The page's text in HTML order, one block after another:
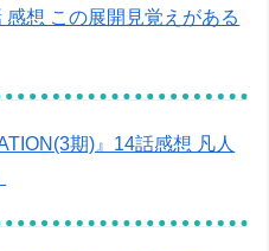
想 この展開見覚えがある
期)』14話感想 凡人